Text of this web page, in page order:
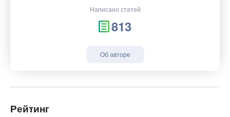
Написано статей
813
Об авторе
Рейтинг